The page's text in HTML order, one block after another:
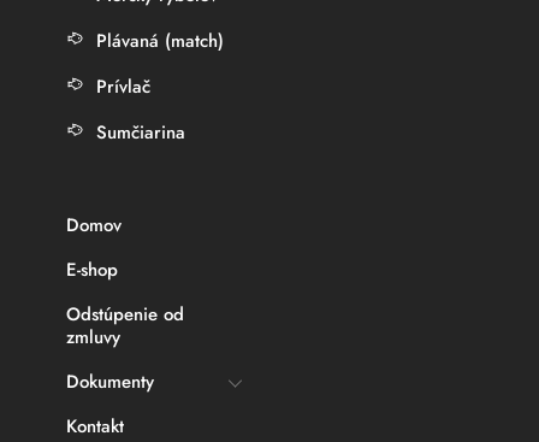
Plávaná (match)
Prívlač
Sumčiarina
Domov
E-shop
Odstúpenie od
zmluvy
Dokumenty
Kontakt